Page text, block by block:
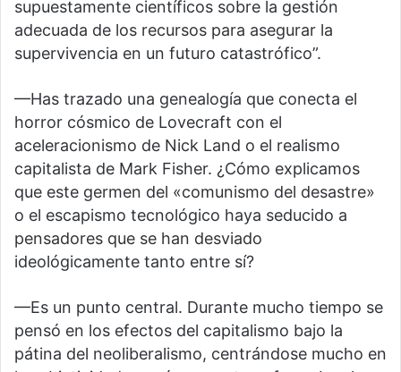
supuestamente científicos sobre la gestión
adecuada de los recursos para asegurar la
supervivencia en un futuro catastrófico”.
—Has trazado una genealogía que conecta el
horror cósmico de Lovecraft con el
aceleracionismo de Nick Land o el realismo
capitalista de Mark Fisher. ¿Cómo explicamos
que este germen del «comunismo del desastre»
o el escapismo tecnológico haya seducido a
pensadores que se han desviado
ideológicamente tanto entre sí?
—Es un punto central. Durante mucho tiempo se
pensó en los efectos del capitalismo bajo la
pátina del neoliberalismo, centrándose mucho en